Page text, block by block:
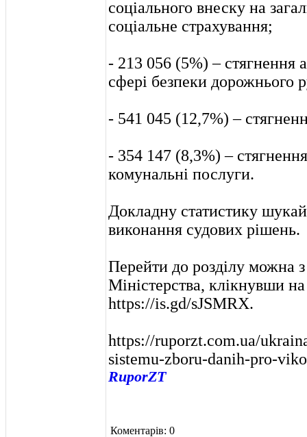
соціального внеску на
соціальне страхування;
- 213 056 (5%) – стягнення
сфері безпеки дорожнього
- 541 045 (12,7%) –
- 354 147 (8,3%) – стягнення
комунальні послуги.
Докладну статистику
виконання судових рішень.
Перейти до розділу можна з
Міністерства, клікнувши
https://is.gd/sJSMRX.
https://ruporzt.com.ua/
sistemu-zboru-danih-pro-
RuporZT
Коментарів: 0